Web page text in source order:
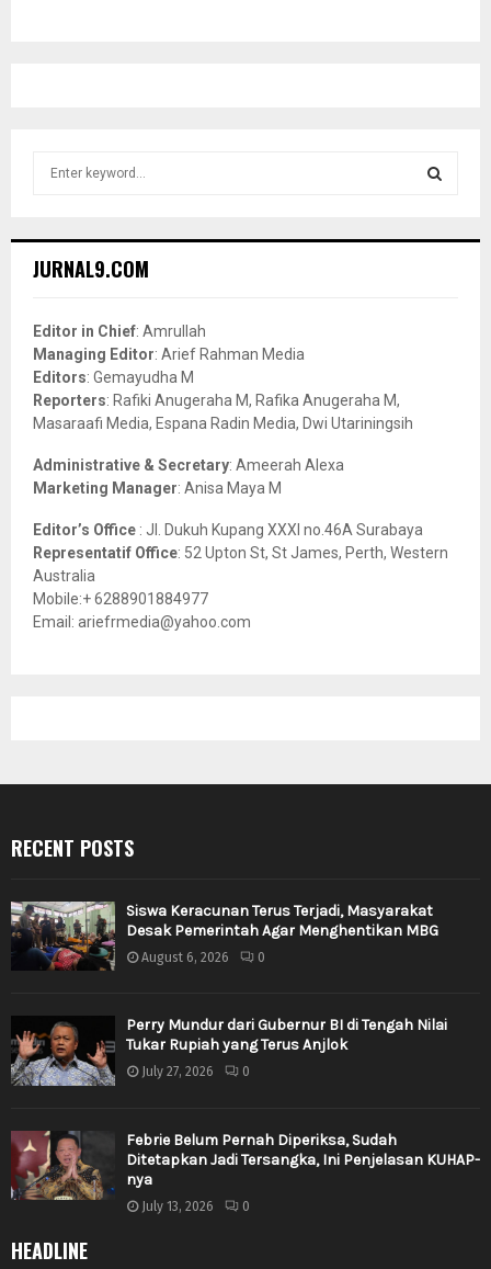
h
o
r
:
JURNAL9.COM
Editor in Chief: Amrullah
Managing Editor: Arief Rahman Media
Editors: Gemayudha M
Reporters: Rafiki Anugeraha M, Rafika Anugeraha M,
Masaraafi Media, Espana Radin Media, Dwi Utariningsih
Administrative & Secretary: Ameerah Alexa
Marketing Manager: Anisa Maya M
Editor’s Office : Jl. Dukuh Kupang XXXI no.46A Surabaya
Representatif Office: 52 Upton St, St James, Perth, Western
Australia
Mobile:+ 6288901884977
Email: ariefrmedia@yahoo.com
RECENT POSTS
Siswa Keracunan Terus Terjadi, Masyarakat
Desak Pemerintah Agar Menghentikan MBG
August 6, 2026 0
Perry Mundur dari Gubernur BI di Tengah Nilai
Tukar Rupiah yang Terus Anjlok
July 27, 2026 0
Febrie Belum Pernah Diperiksa, Sudah
Ditetapkan Jadi Tersangka, Ini Penjelasan KUHAP-
nya
July 13, 2026 0
HEADLINE